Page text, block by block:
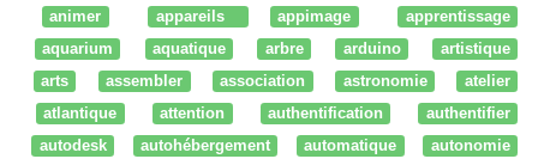
animer
appareils appimage
apprentissage
aquarium
aquatique arbre arduino
artistique
arts
assembler association astronomie
atelier
atlantique
attention authentification
authentifier
autodesk
autohébergement automatique
autonomie